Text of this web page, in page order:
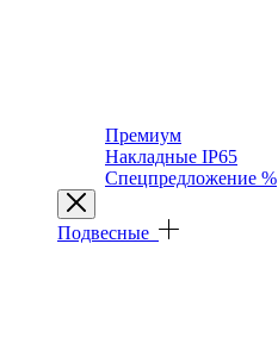
Премиум
Накладные IP65
Спецпредложение %
Подвесные